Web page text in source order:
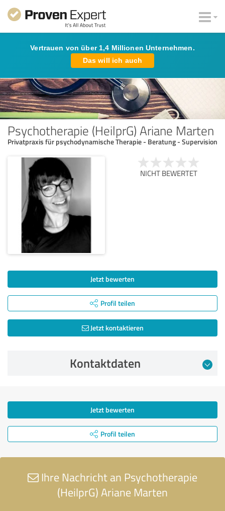
Vertrauen von über 1,4 Millionen Unternehmen.
Das will ich auch
Psychotherapie (HeilprG) Ariane Marten
Privatpraxis für psychodynamische Therapie - Beratung - Supervision
NICHT BEWERTET
Jetzt bewerten
Profil teilen
Jetzt kontaktieren
Kontaktdaten
Jetzt bewerten
Profil teilen
Ihre Nachricht an Psychotherapie
(HeilprG) Ariane Marten